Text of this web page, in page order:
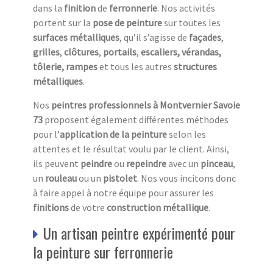
dans la finitionde ferronnerie. Nos activités
portent sur la pose de peinturesur toutes les
surfaces métalliques, qu’il s’agisse de façades,
grilles, clôtures, portails, escaliers,vérandas,
tôlerie, rampeset tous les autres structures
métalliques.
Nos peintres professionnels à Montvernier Savoie
73 proposent également différentes méthodes
pour l’application de la peintureselon les
attentes et le résultat voulu par le client. Ainsi,
ils peuvent peindreou repeindreavec un pinceau,
un rouleauou un pistolet. Nos vous incitons donc
à faire appel à notre équipe pour assurer les
finitionsde votre construction métallique.
Un artisan peintre expérimenté pour
la peinture sur ferronnerie